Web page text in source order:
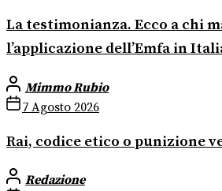
La testimonianza. Ecco a chi
l’applicazione dell’Emfa in
Mimmo Rubio
7 Agosto 2026
Rai, codice etico o punizione
Redazione